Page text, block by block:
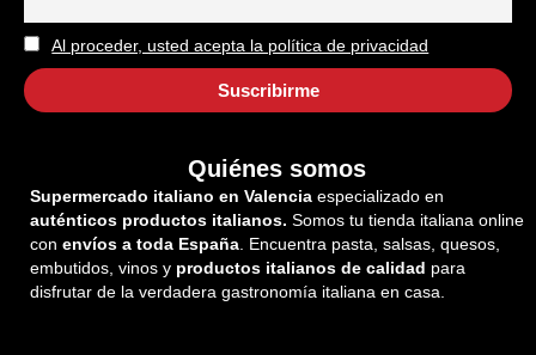
Al proceder, usted acepta la política de privacidad
Quiénes somos
Supermercado italiano en Valencia especializado en
auténticos productos italianos. Somos tu tienda italiana online
con envíos a toda España. Encuentra pasta, salsas, quesos,
embutidos, vinos y productos italianos de calidad para
disfrutar de la verdadera gastronomía italiana en casa.